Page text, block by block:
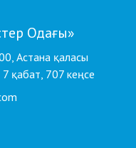
Одағы»
Астана қаласы
қабат, 707 кеңсе